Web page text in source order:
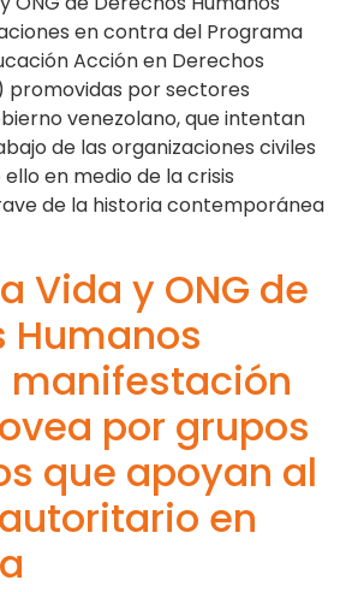
en contra del Programa
Acción en Derechos
promovidas por sectores
venezolano, que intentan
de las organizaciones civiles
en medio de la crisis
de la historia contemporánea
Vida y ONG de
Humanos
manifestación
por grupos
que apoyan al
en